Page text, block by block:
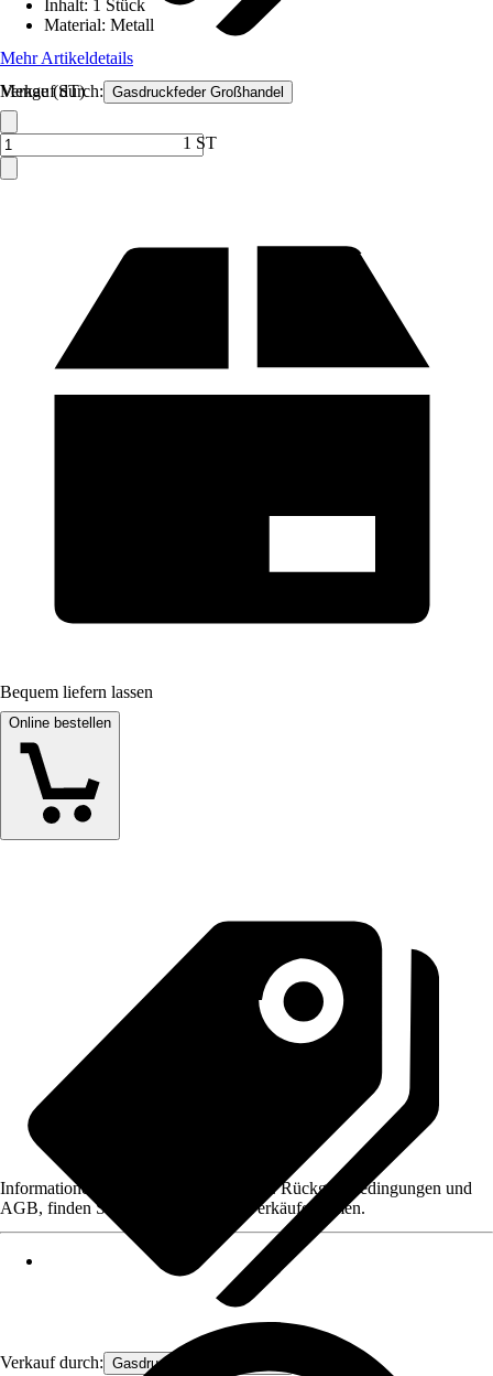
Verkauf durch: Gasdruckfeder Großhandel
Inhalt: 1 Stück
Material: Metall
Mehr Artikeldetails
Menge (ST)
1 ST
Bequem liefern lassen
Online bestellen
Verkauf durch: Gasdruckfeder Großhandel
Informationen des Verkäufers, wie z. B. Rückgabebedingungen und
AGB, finden Sie bei Klick auf den Verkäufernamen.